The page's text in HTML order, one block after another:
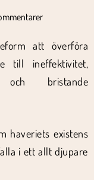
att överföra
till ineffektivitet,
bristande
haveriets existens
i ett allt djupare